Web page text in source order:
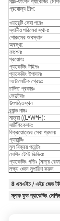
মাল্টি-ফাংশন প্যাকেজিং
প্রযোজ্য শিল্প:
ওয়ারেন্টি সেবা পরেঃ
স্থানীয় পরিষেবা স্থানঃ
শোরুমের অবস্থান:
অবস্থা:
ফাংশনঃ
প্রয়োগঃ
প্যাকেজিং টাইপঃ
প্যাকেজিং উপাদানঃ
অটোমেটিক গ্রেডঃ
চালিত প্রকারঃ
ভোল্টেজঃ
উৎপত্তিস্থল:
ব্র্যান্ড নামঃ
মাত্রা ((L*W*H):
সার্টিফিকেশনঃ
বিক্রয়োত্তর সেবা প্রদানঃ
গ্যারান্টিঃ
মূল বিক্রয় পয়েন্টঃ
মেশিন টেস্ট ভিডিওঃ
প্যাকেজিং গতিঃ (মাত্র
লক্ষ্য ওজন সুপারিশ করুন:
8 এমএইচ / এইচ জেড
স্নাক ফুড প্যাকেজিং মেশিন